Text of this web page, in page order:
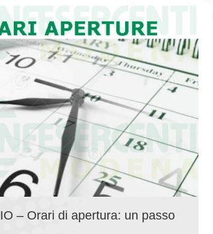
– Orari di apertura: un passo